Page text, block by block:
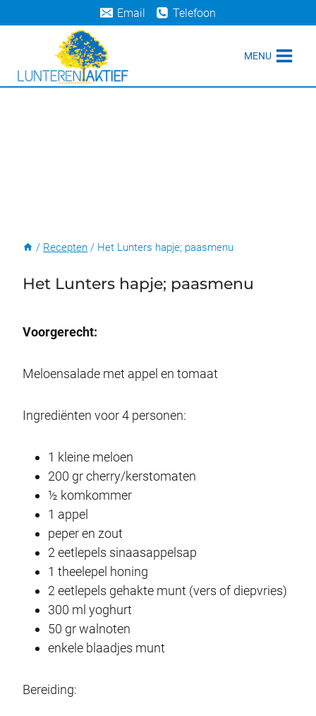
naar
Email Telefoon
MENU
/ Recepten / Het Lunters hapje; paasmenu
Het Lunters hapje; paasmenu
Voorgerecht:
Meloensalade met appel en tomaat
Ingrediënten voor 4 personen:
1 kleine meloen
200 gr cherry/kerstomaten
½ komkommer
1 appel
peper en zout
2 eetlepels sinaasappelsap
1 theelepel honing
2 eetlepels gehakte munt (vers of diepvries)
300 ml yoghurt
50 gr walnoten
enkele blaadjes munt
Bereiding: